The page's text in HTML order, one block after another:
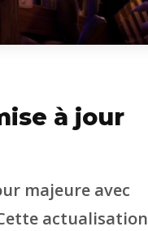
à jour
majeure avec
actualisation